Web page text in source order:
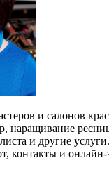
и салонов
наращивание
и другие
контакты и онлайн-